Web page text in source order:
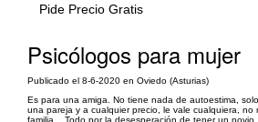
Pide Precio Gratis
Psicólogos para mujer
Publicado el 8-6-2020 en Oviedo (Asturias)
Es para una amiga. No tiene nada de autoestima,
una pareja y a cualquier precio, le vale cualquiera, no
familia... Todo por la desesperación de tener un novio.